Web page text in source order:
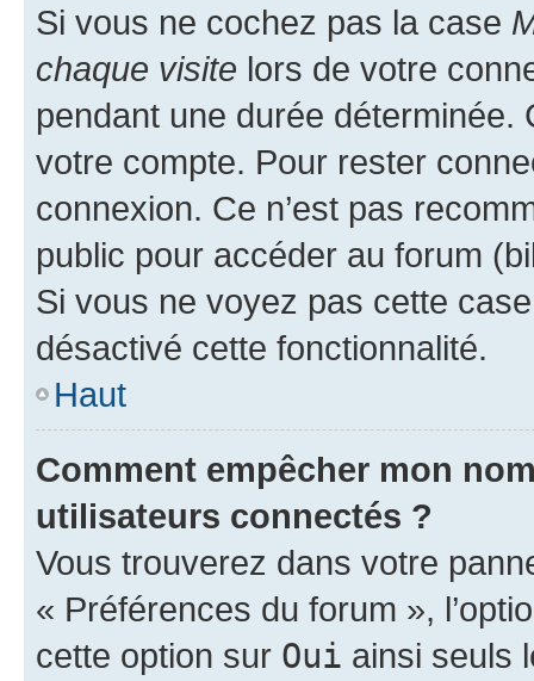
Si vous ne cochez pas la case
chaque visite lors de votre
pendant une durée déterminée.
votre compte. Pour rester
connexion. Ce n’est pas
public pour accéder au forum
Si vous ne voyez pas cette
désactivé cette fonctionnalité.
Haut
Comment empêcher mon
utilisateurs connectés ?
Vous trouverez dans votre
« Préférences du forum »,
cette option sur Oui ainsi seuls